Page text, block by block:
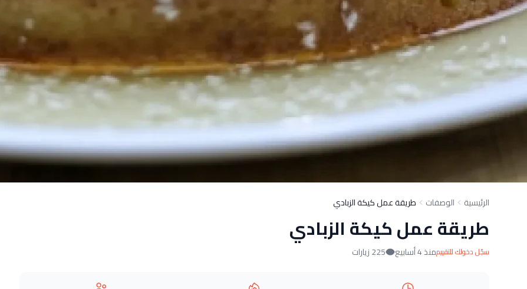
الرئيسية الوصفات طريقة عمل كيكة الزبادي
طريقة عمل كيكة الزبادي
سجّل دخولك للتقييممنذ 4 أسابيع 225 زيارات